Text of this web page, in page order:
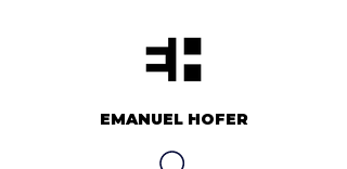
EMANUEL HOFER​​